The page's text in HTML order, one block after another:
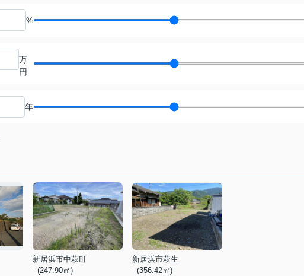
%
万
円
年
新居浜市中萩町
- (247.90㎡)
新居浜市萩生
- (356.42㎡)